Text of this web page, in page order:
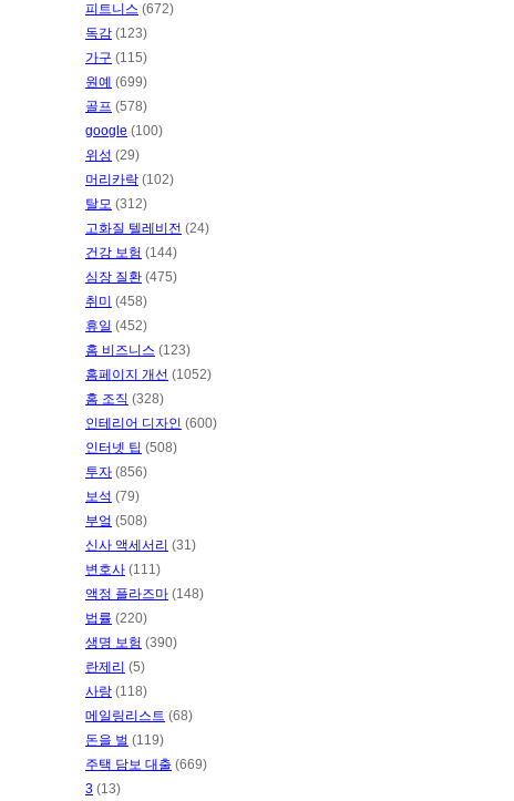
피트니스 (672)
독감 (123)
가구 (115)
원예 (699)
골프 (578)
google (100)
위성 (29)
머리카락 (102)
탈모 (312)
고화질 텔레비전 (24)
건강 보험 (144)
심장 질환 (475)
취미 (458)
휴일 (452)
홈 비즈니스 (123)
홈페이지 개선 (1052)
홈 조직 (328)
인테리어 디자인 (600)
인터넷 팁 (508)
투자 (856)
보석 (79)
부엌 (508)
신사 액세서리 (31)
변호사 (111)
액정 플라즈마 (148)
법률 (220)
생명 보험 (390)
란제리 (5)
사랑 (118)
메일링리스트 (68)
돈을 벌 (119)
주택 담보 대출 (669)
3 (13)